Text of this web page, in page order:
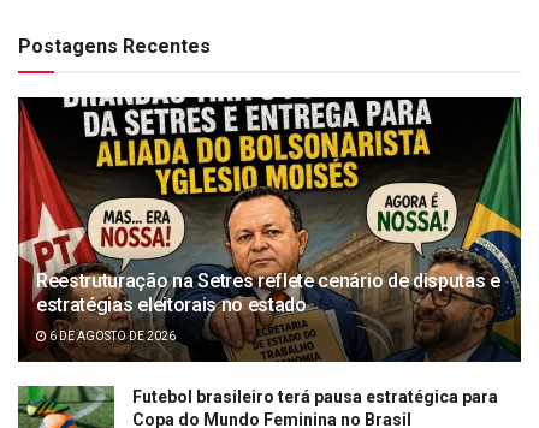
Postagens Recentes
Reestruturação na Setres reflete cenário de disputas e
estratégias eleitorais no estado
6 DE AGOSTO DE 2026
Futebol brasileiro terá pausa estratégica para
Copa do Mundo Feminina no Brasil